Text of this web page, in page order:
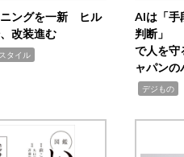
ングを一新 ヒル
改装進む
タイル
AIは「手
判断」
で人を
ャパンの
デジもの